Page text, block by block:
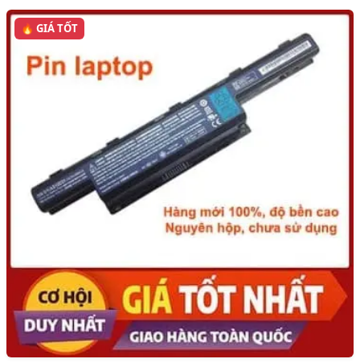
🔥 GIÁ TỐT